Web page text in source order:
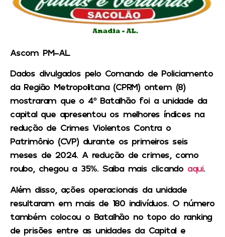
Ascom PM-AL
Dados divulgados pelo Comando de Policiamento
da Região Metropolitana (CPRM) ontem (8)
mostraram que o 4º Batalhão foi a unidade da
capital que apresentou os melhores índices na
redução de Crimes Violentos Contra o
Patrimônio (CVP) durante os primeiros seis
meses de 2024. A redução de crimes, como
roubo, chegou a 35%. Saiba mais clicando aqui.
Além disso, ações operacionais da unidade
resultaram em mais de 180 indivíduos. O número
também colocou o Batalhão no topo do ranking
de prisões entre as unidades da Capital e